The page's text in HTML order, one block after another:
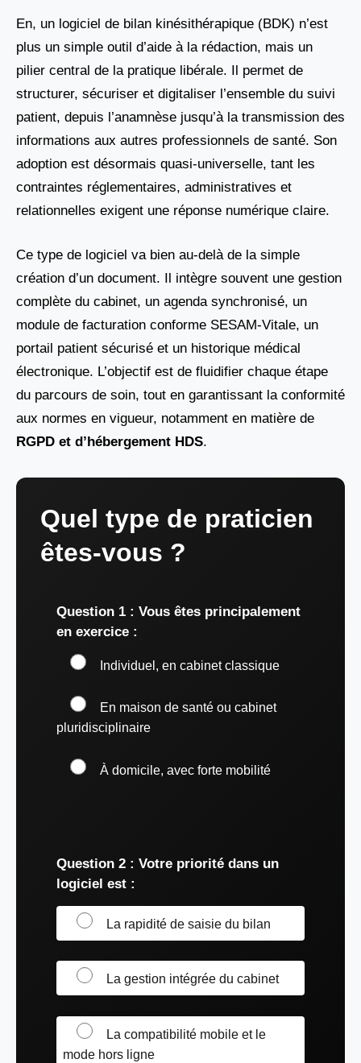
En, un logiciel de bilan kinésithérapique (BDK) n’est
plus un simple outil d’aide à la rédaction, mais un
pilier central de la pratique libérale. Il permet de
structurer, sécuriser et digitaliser l’ensemble du suivi
patient, depuis l’anamnèse jusqu’à la transmission des
informations aux autres professionnels de santé. Son
adoption est désormais quasi-universelle, tant les
contraintes réglementaires, administratives et
relationnelles exigent une réponse numérique claire.
Ce type de logiciel va bien au-delà de la simple
création d’un document. Il intègre souvent une gestion
complète du cabinet, un agenda synchronisé, un
module de facturation conforme SESAM-Vitale, un
portail patient sécurisé et un historique médical
électronique. L’objectif est de fluidifier chaque étape
du parcours de soin, tout en garantissant la conformité
aux normes en vigueur, notamment en matière de
RGPD et d’hébergement HDS.
Quel type de praticien
êtes-vous ?
Question 1 : Vous êtes principalement
en exercice :
Individuel, en cabinet classique
En maison de santé ou cabinet
pluridisciplinaire
À domicile, avec forte mobilité
Question 2 : Votre priorité dans un
logiciel est :
La rapidité de saisie du bilan
La gestion intégrée du cabinet
La compatibilité mobile et le
mode hors ligne